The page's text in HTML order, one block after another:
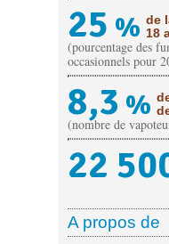
25 % de
18
(pourcentage des
occasionnels pour
8,3 %
(nombre de
22
A propos de